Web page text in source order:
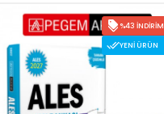
%43 İNDIRIM
YENI ÜRÜN